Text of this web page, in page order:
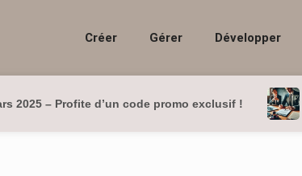
Créer Gérer Développer
2025 – Profite d’un code promo exclusif !